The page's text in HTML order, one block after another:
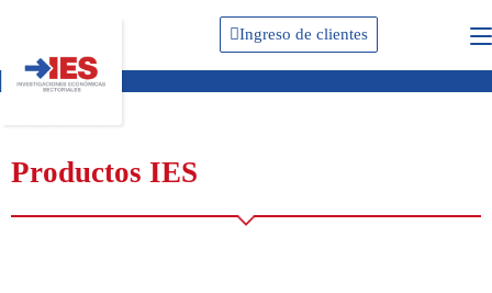
Ingreso de clientes
Productos IES